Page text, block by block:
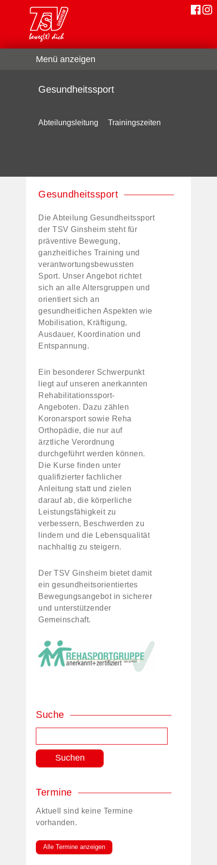
Menü anzeigen
Gesundheitssport
Abteilungsleitung Trainingszeiten
Gesundheitssport
Die Abteilung Gesundheitssport
der TSV Ginsheim steht für
präventive Bewegung,
ganzheitliches Training und
verantwortungsbewussten
Sport. Unser Angebot richtet
sich an alle Altersgruppen und
orientiert sich an
gesundheitlichen Aspekten wie
Mobilisation, Kräftigung,
Ausdauer, Koordination und
Entspannung.
Ein besonderer Schwerpunkt
liegt auf unseren anerkannten
Rehabilitationssport-
Angeboten. Dazu zählen
Koronarsport sowie Reha
Orthopädie, die nur auf
ärztliche Verordnung
durchgeführt werden können.
Die Kurse finden unter
qualifizierter fachlicher
Anleitung statt und zielen
darauf ab, die körperliche
Leistungsfähigkeit zu
verbessern, Beschwerden zu
lindern und die Lebensqualität
nachhaltig zu steigern.
Der TSV Ginsheim bietet damit
ein gesundheitsorientiertes
Bewegungsangebot in sicherer
und unterstützender
Gemeinschaft.
Suche
nach:
Termine
Aktuell sind keine Termine
vorhanden.
Alle Termine anzeigen